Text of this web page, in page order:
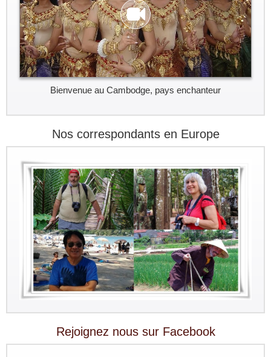
Bienvenue au Cambodge, pays enchanteur
Nos correspondants en Europe
Rejoignez nous sur Facebook